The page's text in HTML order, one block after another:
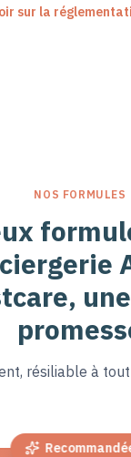
sur la
NOS FORMULES
résiliable à